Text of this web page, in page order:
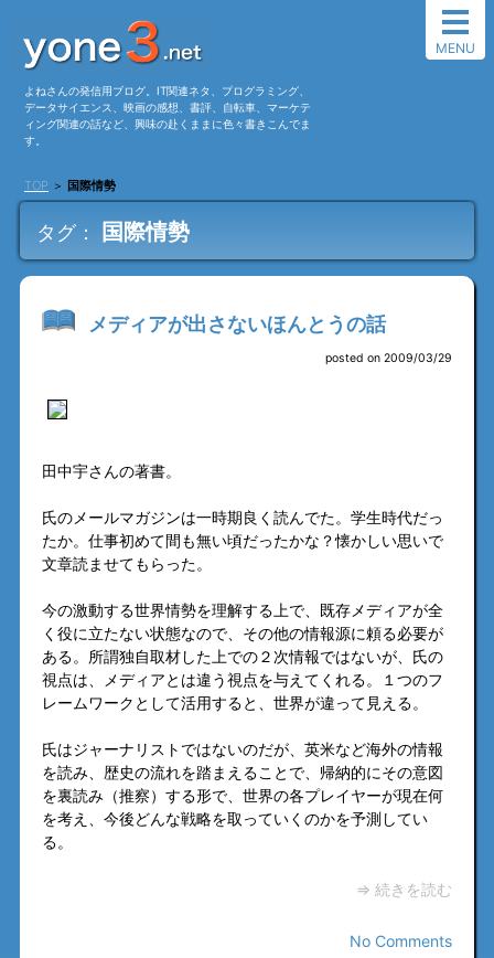
よねさんの発信用ブログ。IT関連ネタ、プログラミング、
データサイエンス、映画の感想、書評、自転車、マーケテ
ィング関連の話など、興味の赴くままに色々書きこんでま
す。
TOP ＞ 国際情勢
MENU
タグ： 国際情勢
メディアが出さないほんとうの話
posted on 2009/03/29
田中宇さんの著書。
氏のメールマガジンは一時期良く読んでた。学生時代だっ
たか。仕事初めて間も無い頃だったかな？懐かしい思いで
文章読ませてもらった。
今の激動する世界情勢を理解する上で、既存メディアが全
く役に立たない状態なので、その他の情報源に頼る必要が
ある。所謂独自取材した上での２次情報ではないが、氏の
視点は、メディアとは違う視点を与えてくれる。１つのフ
レームワークとして活用すると、世界が違って見える。
氏はジャーナリストではないのだが、英米など海外の情報
を読み、歴史の流れを踏まえることで、帰納的にその意図
を裏読み（推察）する形で、世界の各プレイヤーが現在何
を考え、今後どんな戦略を取っていくのかを予測してい
る。
⇒ 続きを読む
No Comments